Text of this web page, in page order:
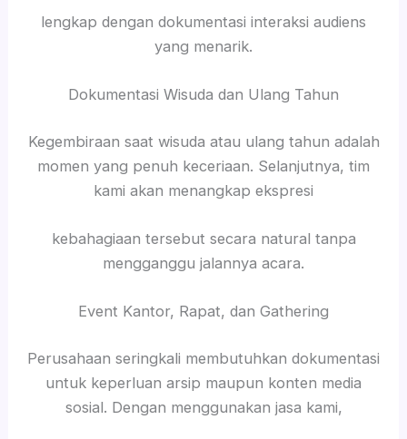
lengkap dengan dokumentasi interaksi audiens
yang menarik.
Dokumentasi Wisuda dan Ulang Tahun
Kegembiraan saat wisuda atau ulang tahun adalah
momen yang penuh keceriaan. Selanjutnya, tim
kami akan menangkap ekspresi
kebahagiaan tersebut secara natural tanpa
mengganggu jalannya acara.
Event Kantor, Rapat, dan Gathering
Perusahaan seringkali membutuhkan dokumentasi
untuk keperluan arsip maupun konten media
sosial. Dengan menggunakan jasa kami,